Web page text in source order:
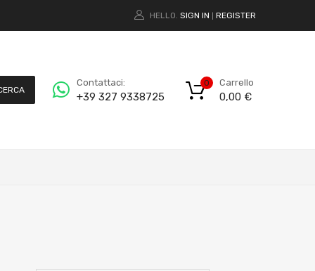
HELLO. SIGN IN REGISTER
Contattaci:
+39 327 9338725
Carrello
0,00 €
0